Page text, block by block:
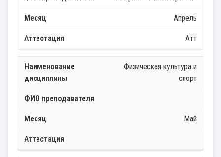
Апрель
Атт
Физическая культура и
спорт
Май